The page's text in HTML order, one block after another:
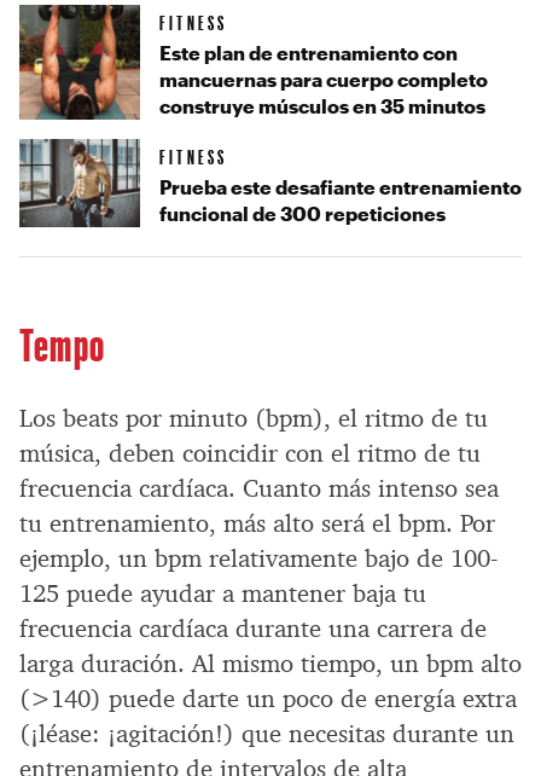
Tempo
Los beats por minuto (bpm), el ritmo de tu
música, deben coincidir con el ritmo de tu
frecuencia cardíaca. Cuanto más intenso sea
tu entrenamiento, más alto será el bpm. Por
ejemplo, un bpm relativamente bajo de 100-
125 puede ayudar a mantener baja tu
frecuencia cardíaca durante una carrera de
larga duración. Al mismo tiempo, un bpm alto
(>140) puede darte un poco de energía extra
(¡léase: ¡agitación!) que necesitas durante un
entrenamiento de intervalos de alta
FITNESS
Este plan de entrenamiento con
mancuernas para cuerpo completo
construye músculos en 35 minutos
FITNESS
Prueba este desafiante entrenamiento
funcional de 300 repeticiones